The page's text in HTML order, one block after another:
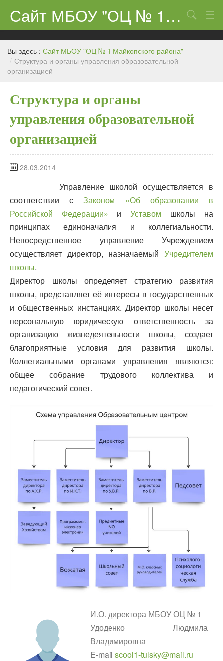
Сайт МБОУ "ОЦ № 1 Майкопского района"
Сведения об образовательном учреждении
ЕГЭ-11 и ГИА
Карта сайта
О нас
Ученикам
Центр «Точка роста»
Родителям
Поиск
Вы здесь : Сайт МБОУ "ОЦ № 1 Майкопского района"
/ Структура и органы управления образовательной
организацией
Структура и органы
управления образовательной
организацией
28.03.2014
Управление школой осуществляется в
соответствии сЗаконом «Об образовании в
Российской Федерации» и Уставом школы на
принципах единоначалия и коллегиальности.
Непосредственное управление Учреждением
осуществляет директор, назначаемый Учредителем
школы.
Директор школы определяет стратегию развития
школы, представляет её интересы в государственных
и общественных инстанциях. Директор школы несет
персональную юридическую ответственность за
организацию жизнедеятельности школы, создает
благоприятные условия для развития школы.
Коллегиальными органами управления являются:
общее собрание трудового коллектива и
педагогический совет.
И.О. директора МБОУ ОЦ № 1
Удоденко Людмила
Владимировна
E-mail scool1-tulsky@mail.ru